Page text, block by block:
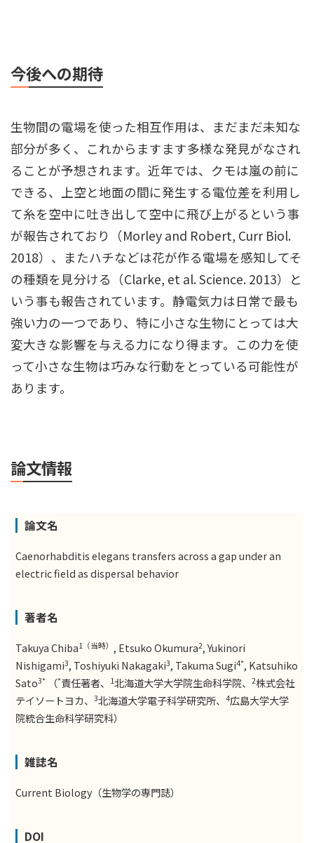
今後への期待
生物間の電場を使った相互作用は、まだまだ未知な
部分が多く、これからますます多様な発見がなされ
ることが予想されます。近年では、クモは嵐の前に
できる、上空と地面の間に発生する電位差を利用し
て糸を空中に吐き出して空中に飛び上がるという事
が報告されており（Morley and Robert, Curr Biol.
2018）、またハチなどは花が作る電場を感知してそ
の種類を見分ける（Clarke, et al. Science. 2013）と
いう事も報告されています。静電気力は日常で最も
強い力の一つであり、特に小さな生物にとっては大
変大きな影響を与える力になり得ます。この力を使
って小さな生物は巧みな行動をとっている可能性が
あります。
論文情報
論文名
Caenorhabditis elegans transfers across a gap under an
electric field as dispersal behavior
著者名
Takuya Chiba1（当時） , Etsuko Okumura2, Yukinori
Nishigami3, Toshiyuki Nakagaki3, Takuma Sugi4*, Katsuhiko
Sato3* （*責任著者、 1北海道大学大学院生命科学院、2株式会社
テイソートヨカ、3北海道大学電子科学研究所、4広島大学大学
院統合生命科学研究科）
雑誌名
Current Biology（生物学の専門誌）
DOI